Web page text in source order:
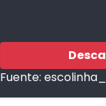
Fuente: